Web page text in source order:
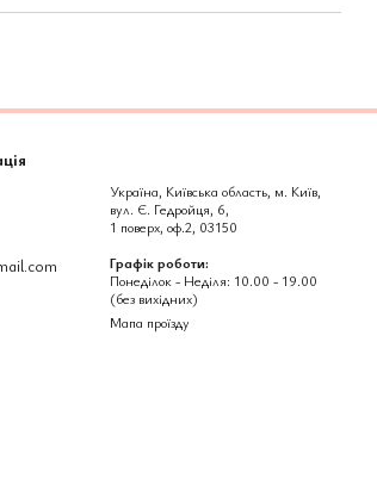
Україна, Київська область, м. Київ,
вул. Є. Гедройця, 6,
1 поверх, оф.2, 03150
Графік роботи:
Понеділок - Неділя: 10.00 - 19.00
(без вихідних)
Мапа проїзду